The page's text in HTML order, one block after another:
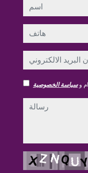
هاتف
البريد الالكتروني
وسياسة الخصوصية
رسالة
Captcha